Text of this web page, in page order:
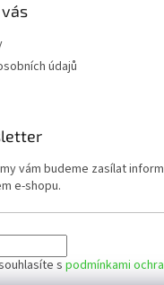
údajů
vám budeme zasílat
e-shopu.
s podmínkami